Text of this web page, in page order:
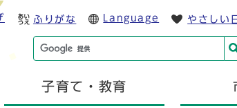
ふりがな Language やさしい
子育て・教育